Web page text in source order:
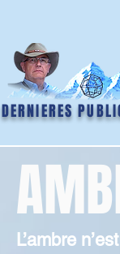
DERNIERES
L’ambre